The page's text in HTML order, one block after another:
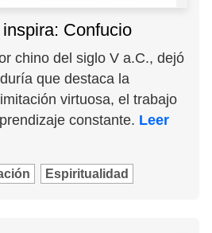
Confucio
chino del siglo V a.C., dejó
que destaca la
virtuosa, el trabajo
constante. Leer
Espiritualidad